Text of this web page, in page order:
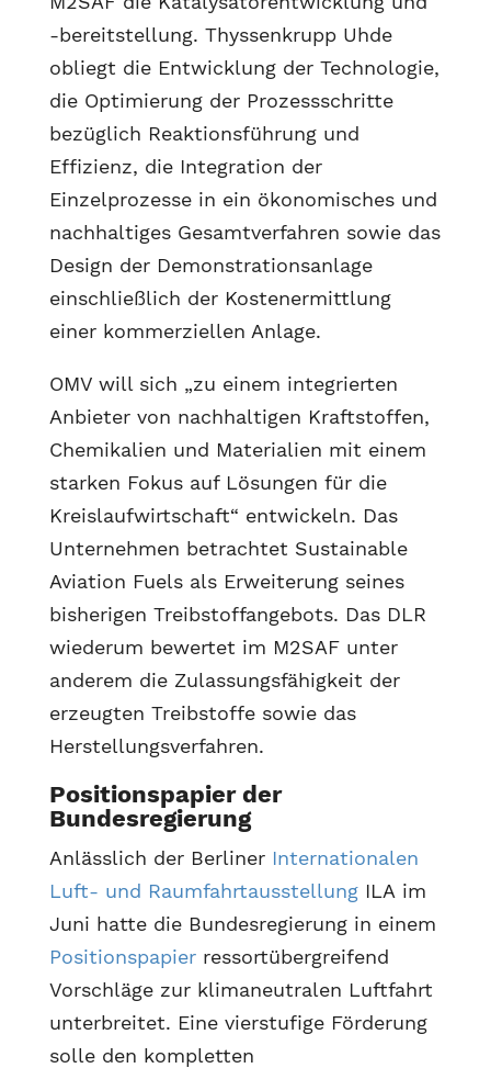
-bereitstellung. Thyssenkrupp Uhde
obliegt die Entwicklung der Technologie,
die Optimierung der Prozessschritte
bezüglich Reaktionsführung und
Effizienz, die Integration der
Einzelprozesse in ein ökonomisches und
nachhaltiges Gesamtverfahren sowie das
Design der Demonstrationsanlage
einschließlich der Kostenermittlung
einer kommerziellen Anlage.
OMV will sich „zu einem integrierten
Anbieter von nachhaltigen Kraftstoffen,
Chemikalien und Materialien mit einem
starken Fokus auf Lösungen für die
Kreislaufwirtschaft“ entwickeln. Das
Unternehmen betrachtet Sustainable
Aviation Fuels als Erweiterung seines
bisherigen Treibstoffangebots. Das DLR
wiederum bewertet im M2SAF unter
anderem die Zulassungsfähigkeit der
erzeugten Treibstoffe sowie das
Herstellungsverfahren.
Positionspapier der
Bundesregierung
Anlässlich der Berliner Internationalen
Luft- und RaumfahrtausstellungILA im
Juni hatte die Bundesregierung in einem
Positionspapierressortübergreifend
Vorschläge zur klimaneutralen Luftfahrt
unterbreitet. Eine vierstufige Förderung
solle den kompletten